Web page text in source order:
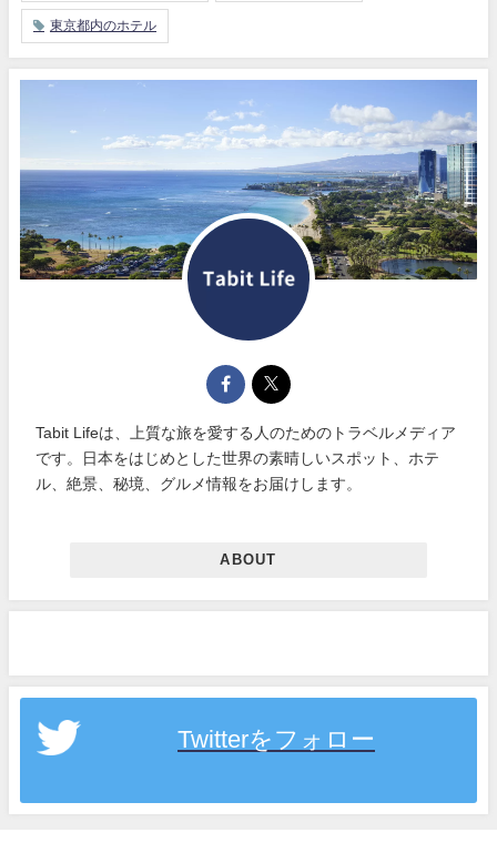
東京都内のホテル
Tabit Lifeは、上質な旅を愛する人のためのトラベルメディア
です。日本をはじめとした世界の素晴しいスポット、ホテ
ル、絶景、秘境、グルメ情報をお届けします。
ABOUT
Twitterをフォロー